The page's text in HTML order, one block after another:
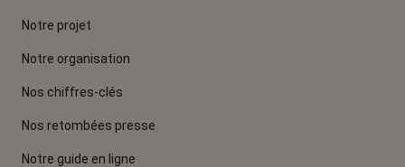
Notre projet
Notre organisation
Nos chiffres-clés
Nos retombées presse
Notre guide en ligne